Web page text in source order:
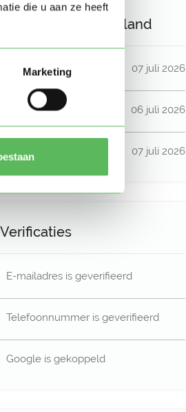
die u aan ze heeft
Marketing
Activiteit op Oppasland
Laatste activiteit 07 juli 2026
Lid sinds 06 juli 2026
Profiel bijgewerkt 07 juli 2026
Verificaties
E-mailadres is geverifieerd
Telefoonnummer is geverifieerd
Google is gekoppeld